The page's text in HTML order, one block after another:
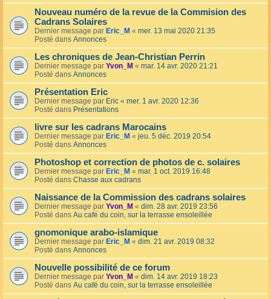
Nouveau numéro de la revue de la Commision des
Cadrans Solaires
Dernier message par Eric_M « mer. 13 mai 2020 21:35
Posté dans Annonces
Les chroniques de Jean-Christian Perrin
Dernier message par Yvon_M « mar. 14 avr. 2020 21:21
Posté dans Annonces
Présentation Eric
Dernier message par Eric « mer. 1 avr. 2020 12:36
Posté dans Présentations
livre sur les cadrans Marocains
Dernier message par Eric_M « jeu. 5 déc. 2019 20:54
Posté dans Annonces
Photoshop et correction de photos de c. solaires
Dernier message par Eric_M « mar. 1 oct. 2019 16:48
Posté dans Chasse aux cadrans
Naissance de la Commission des cadrans solaires
Dernier message par Yvon_M « dim. 28 avr. 2019 23:56
Posté dans Au café du coin, sur la terrasse ensoleillée
gnomonique arabo-islamique
Dernier message par Eric_M « dim. 21 avr. 2019 08:32
Posté dans Annonces
Nouvelle possibilité de ce forum
Dernier message par Yvon_M « dim. 14 avr. 2019 18:23
Posté dans Au café du coin, sur la terrasse ensoleillée